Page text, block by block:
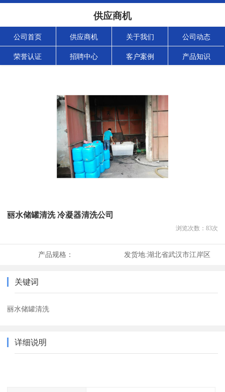
供应商机
公司首页 供应商机 关于我们 公司动态
荣誉认证 招聘中心 客户案例 产品知识
丽水储罐清洗 冷凝器清洗公司
浏览次数： 83次
产品规格： 发货地:湖北省武汉市江岸区
关键词
丽水储罐清洗
详细说明